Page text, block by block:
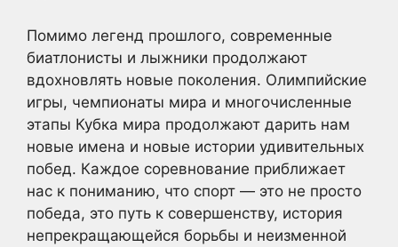
Помимо легенд прошлого, современные
биатлонисты и лыжники продолжают
вдохновлять новые поколения. Олимпийские
игры, чемпионаты мира и многочисленные
этапы Кубка мира продолжают дарить нам
новые имена и новые истории удивительных
побед. Каждое соревнование приближает
нас к пониманию, что спорт — это не просто
победа, это путь к совершенству, история
непрекращающейся борьбы и неизменной